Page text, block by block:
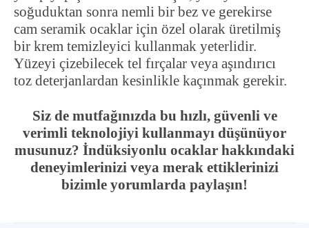
soğuduktan sonra nemli bir bez ve gerekirse
cam seramik ocaklar için özel olarak üretilmiş
bir krem temizleyici kullanmak yeterlidir.
Yüzeyi çizebilecek tel fırçalar veya aşındırıcı
toz deterjanlardan kesinlikle kaçınmak gerekir.
Siz de mutfağınızda bu hızlı, güvenli ve
verimli teknolojiyi kullanmayı düşünüyor
musunuz? İndüksiyonlu ocaklar hakkındaki
deneyimlerinizi veya merak ettiklerinizi
bizimle yorumlarda paylaşın!